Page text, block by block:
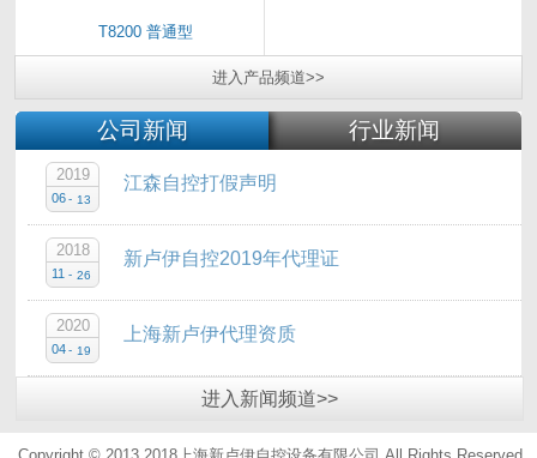
T8200 普通型
进入 产品频道>>
公司新闻 行业新闻
江森自控打假声明
2019
06 - 13
新卢伊自控2019年代理证
2018
11 - 26
上海新卢伊代理资质
2020
04 - 19
进入 新闻频道>>